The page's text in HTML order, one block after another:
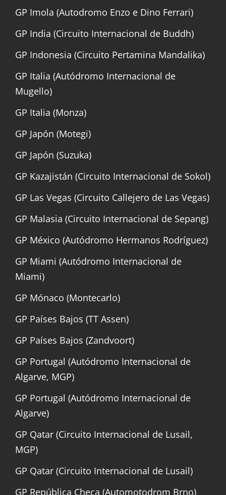
GP Imola (Autodromo Enzo e Dino Ferrari)
GP India (Circuito Internacional de Buddh)
GP Indonesia (Circuito Pertamina Mandalika)
GP Italia (Autódromo Internacional de
Mugello)
GP Italia (Monza)
GP Japón (Motegi)
GP Japón (Suzuka)
GP Kazajistán (Circuito Internacional de Sokol)
GP Las Vegas (Circuito Callejero de Las Vegas)
GP Malasia (Circuito Internacional de Sepang)
GP México (Autódromo Hermanos Rodríguez)
GP Miami (Autódromo Internacional de
Miami)
GP Mónaco (Montecarlo)
GP Países Bajos (TT Assen)
GP Países Bajos (Zandvoort)
GP Portugal (Autódromo Internacional de
Algarve, MGP)
GP Portugal (Autódromo Internacional de
Algarve)
GP Qatar (Circuito Internacional de Lusail,
MGP)
GP Qatar (Circuito Internacional de Lusail)
GP República Checa (Automotodrom Brno)